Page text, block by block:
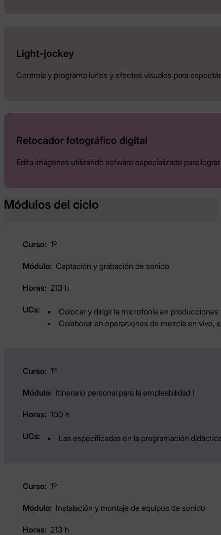
Light-jockey
Controla y programa luces y efectos visuales para
Retocador fotográfico digital
Edita imágenes utilizando sofware especializado para
Módulos del ciclo
1º
Captación y grabación de sonido
213 h
Colocar y dirigir la microfonía en
Colaborar en operaciones de mezcla en vivo,
1º
Itinerario personal para la empleabilidad I
100 h
Las especificadas en la programación
1º
Instalación y montaje de equipos de sonido
213 h